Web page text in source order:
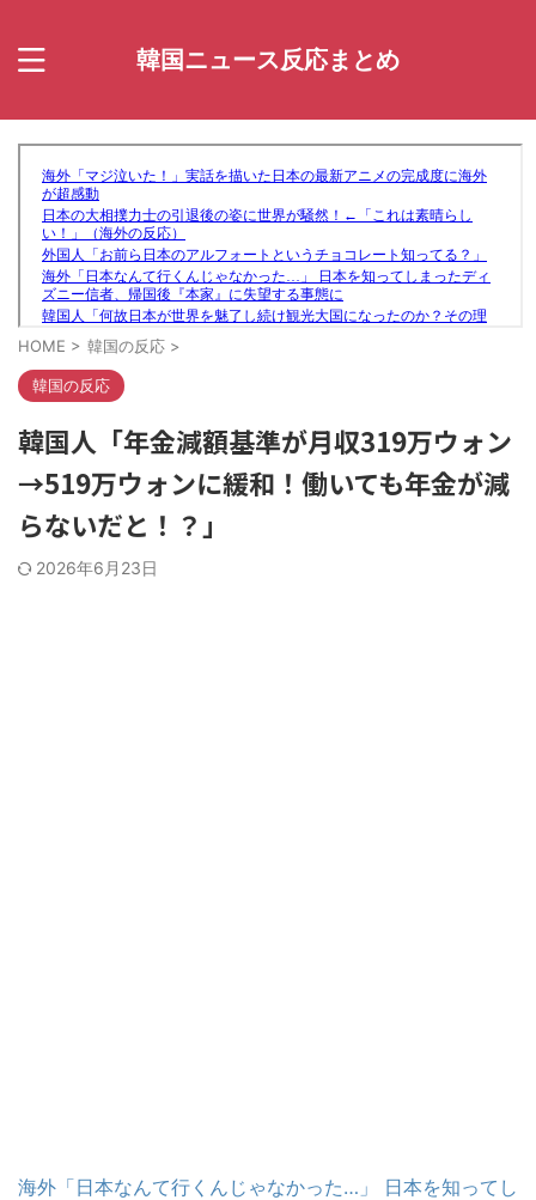
韓国ニュース反応まとめ
HOME > 韓国の反応 >
韓国の反応
韓国人「年金減額基準が月収319万ウォン
→519万ウォンに緩和！働いても年金が減
らないだと！？」
2026年6月23日
海外「日本なんて行くんじゃなかった…」 日本を知ってし